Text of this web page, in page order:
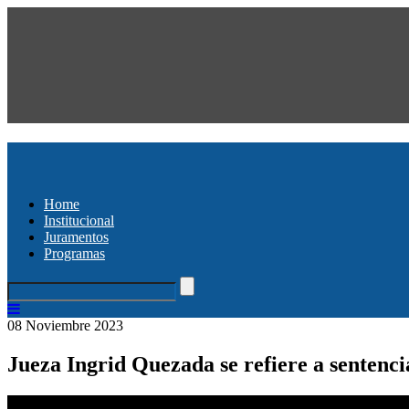
Home
Institucional
Juramentos
Programas
08 Noviembre 2023
Jueza Ingrid Quezada se refiere a